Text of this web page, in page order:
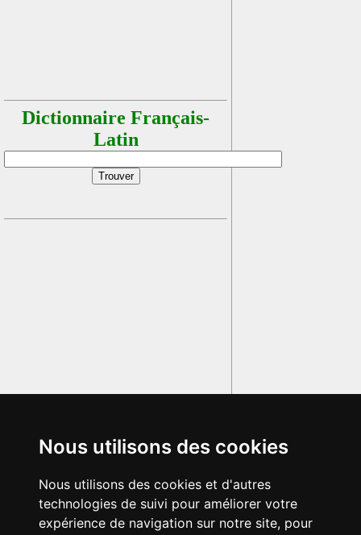
Nous utilisons des cookies
Nous utilisons des cookies et d'autres
technologies de suivi pour améliorer votre
expérience de navigation sur notre site, pour
Dictionnaire Français-
Latin